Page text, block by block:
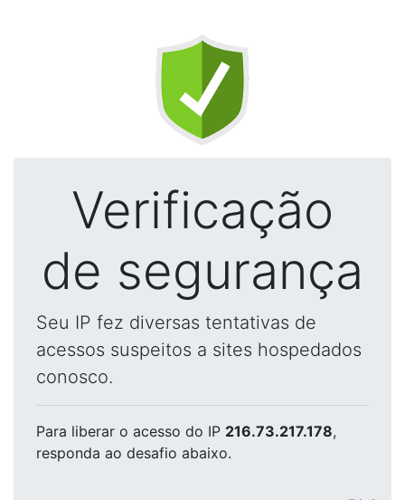
Verificação
de segurança
Seu IP fez diversas tentativas de
acessos suspeitos a sites hospedados
conosco.
Para liberar o acesso do IP 216.73.217.178,
responda ao desafio abaixo.